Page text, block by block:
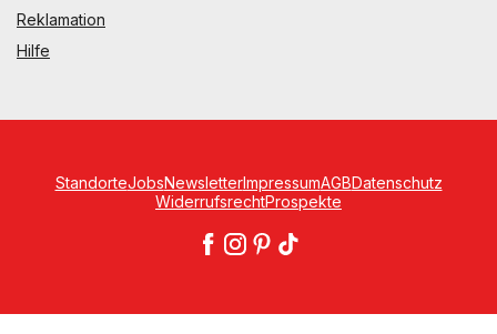
Reklamation
Hilfe
StandorteJobsNewsletterImpressumAGBDatenschutz
WiderrufsrechtProspekte